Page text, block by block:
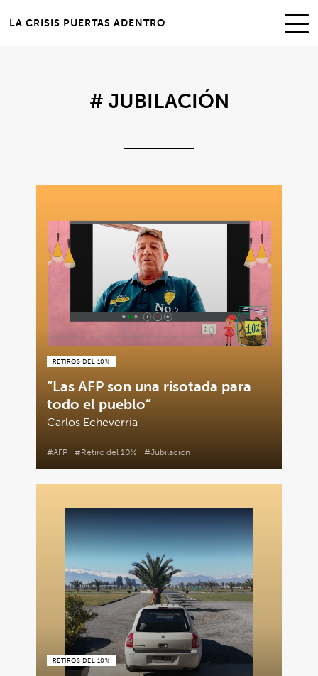
LA CRISIS PUERTAS ADENTRO
# JUBILACIÓN
RETIROS DEL 10%
“Las AFP son una risotada para
todo el pueblo”
Carlos Echeverría
#AFP #Retiro del 10% #Jubilación
RETIROS DEL 10%